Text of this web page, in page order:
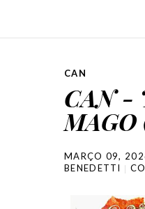
CAN
CAN -
MAGO
MARÇO 09,
BENEDETTI